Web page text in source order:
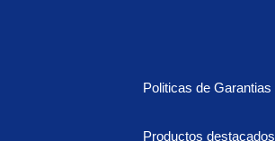
Politicas de Garantias
Productos destacados